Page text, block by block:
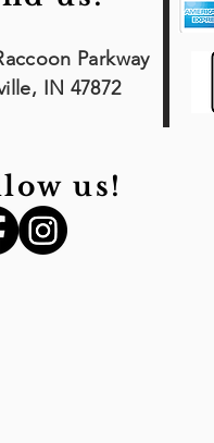
us!
Parkway
IN 47872